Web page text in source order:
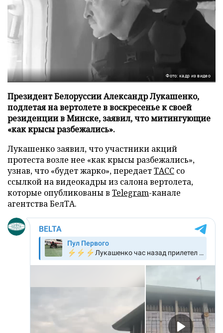
Фото: кадр из видео
Президент Белоруссии Александр Лукашенко,
подлетая на вертолете в воскресенье к своей
резиденции в Минске, заявил, что митингующие
«как крысы разбежались».
Лукашенко заявил, что участники акций
протеста возле нее «как крысы разбежались»,
узнав, что «будет жарко», передаетТАСС со
ссылкой на видеокадры из салона вертолета,
которые опубликованы в Telegram-канале
агентства БелТА.